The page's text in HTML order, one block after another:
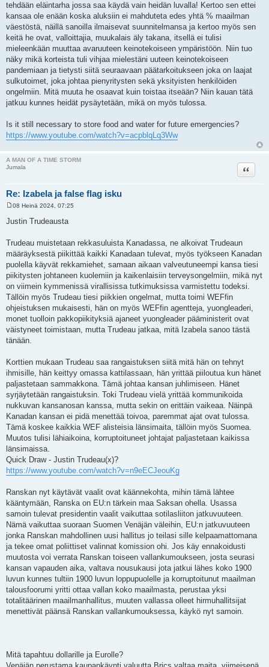
tehdään eläintarha jossa saa käydä vain heidän luvalla! Kertoo sen ettei
kansaa ole enään koska aluksiin ei mahduteta edes yhtä % maailman
väestöstä, näillä sanoilla ilmaisevat suunnitelmansa ja kertoo myös sen
keitä he ovat, valloittajia, muukalais äly takana, itsellä ei tulisi
mieleenkään muuttaa avaruuteen keinotekoiseen ympäristöön. Niin tuo
näky mikä korteista tuli vihjaa mielestäni uuteen keinotekoiseen
pandemiaan ja tietysti siitä seuraavaan päätarkoitukseen joka on laajat
sulkutoimet, joka johtaa pienyritysten sekä yksityisten henkilöiden
ongelmiin. Mitä muuta he osaavat kuin toistaa itseään? Niin kauan tätä
jatkuu kunnes heidät pysäytetään, mikä on myös tulossa.
Is it still necessary to store food and water for future emergencies?
https://www.youtube.com/watch?v=acpblqLq3Ww
A MAN OF A TIME STORM
Jumala
Re: Izabela ja false flag isku
Lainaa
e
08 Heinä 2024, 07:25
Justin Trudeausta
Trudeau muistetaan rekkasuluista Kanadassa, ne alkoivat Trudeaun
määräyksestä piikittää kaikki Kanadaan tulevat, myös työkseen Kanadan
puolella käyvät rekkamiehet, samaan aikaan valveutuneempi kansa tiesi
piikitysten johtaneen kuolemiin ja kaikenlaisiin terveysongelmiin, mikä nyt
on viimein kymmenissä virallisissa tutkimuksissa varmistettu todeksi.
Tällöin myös Trudeau tiesi piikkien ongelmat, mutta toimi WEFfin
ohjeistuksen mukaisesti, hän on myös WEFfin agentteja, yuongleaderi,
monet tuolloin pakkopiikityksiä ajaneet yuongleader pääministerit ovat
väistyneet toimistaan, mutta Trudeau jatkaa, mitä Izabela sanoo tästä
tänään.
Korttien mukaan Trudeau saa rangaistuksen siitä mitä hän on tehnyt
ihmisille, hän keittyy omassa kattilassaan, hän yrittää piiloutua kun hänet
paljastetaan sammakkona. Tämä johtaa kansan juhlimiseen. Hänet
syrjäytetään rangaistuksin. Toki Trudeau vielä yrittää kommunikoida
nukkuvan kansanosan kanssa, mutta sekin on erittäin vaikeaa. Näinpä
Kanadan kansan ei pidä menettää toivoa, paremmat ajat ovat tulossa.
Tämä koskee kaikkia WEF alisteisia länsimaita, tällöin myös Suomea.
Muutos tulisi lähiaikoina, korruptoituneet johtajat paljastetaan kaikissa
länsimaissa.
Quick Draw - Justin Trudeau(x)?
https://www.youtube.com/watch?v=n9eECJeouKg
Ranskan nyt käytävät vaalit ovat käännekohta, mihin tämä lähtee
kääntymään, Ranska on EU:n tärkein maa Saksan ohella. Usassa
samoin tulevat presidentin vaalit vaikuttaa sotilasliiton jatkuvuuteen.
Nämä vaikuttaa suoraan Suomen Venäjän väleihin, EU:n jatkuvuuteen
jonka Ranskan mahdollinen uusi hallitus jo teilasi sille kelpaamattomana
ja tekee omat poliittiset valinnat komission ohi. Jos käy ennakoidusti
muutosta voi verrata Ranskan toiseen vallankumoukseen, josta seurasi
kansan vapauden aika, valtava nousukausi jota jatkui lähes koko 1900
luvun kunnes tultiin 1900 luvun loppupuolelle ja korruptoitunut maailman
talousfoorumi yritti ottaa vallan koko maailmasta, perustaa yksi
totalitäärinen maailmanhallitus, muuten vallassa olleet hirmuhallitsijat
menettivät päänsä Ranskan vallankumouksessa, käykö nyt samoin.
Mitä tapahtuu dollarille ja Eurolle?